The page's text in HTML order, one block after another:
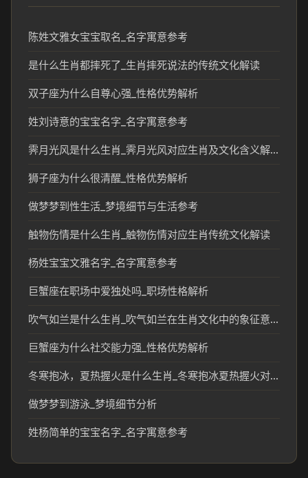
陈姓文雅女宝宝取名_名字寓意参考
是什么生肖都摔死了_生肖摔死说法的传统文化解读
双子座为什么自尊心强_性格优势解析
姓刘诗意的宝宝名字_名字寓意参考
霁月光风是什么生肖_霁月光风对应生肖及文化含义解析
狮子座为什么很清醒_性格优势解析
做梦梦到性生活_梦境细节与生活参考
触物伤情是什么生肖_触物伤情对应生肖传统文化解读
杨姓宝宝文雅名字_名字寓意参考
巨蟹座在职场中爱独处吗_职场性格解析
吹气如兰是什么生肖_吹气如兰在生肖文化中的象征意义
巨蟹座为什么社交能力强_性格优势解析
冬寒抱冰，夏热握火是什么生肖_冬寒抱冰夏热握火对应生肖文化解读
做梦梦到游泳_梦境细节分析
姓杨简单的宝宝名字_名字寓意参考